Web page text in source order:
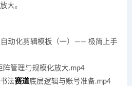
大。
自动化剪辑模板（一）—— 极简上手
阵管理与规模化放大.mp4
法赛道底层逻辑与账号准备.mp4